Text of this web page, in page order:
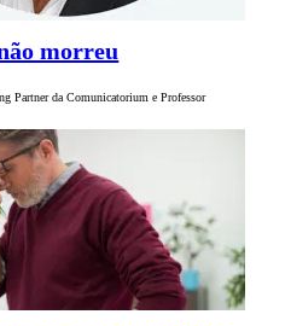
morreu
Partner da Comunicatorium e Professor